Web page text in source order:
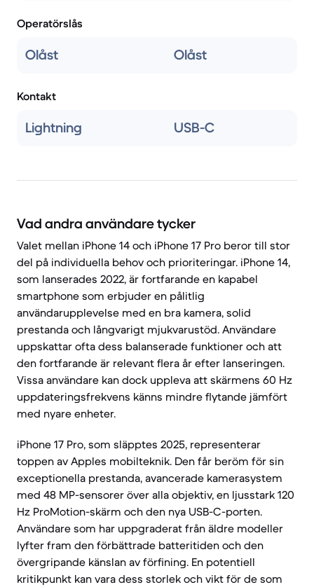
Operatörslås
Olåst Olåst
Kontakt
Lightning USB-C
Vad andra användare tycker
Valet mellan iPhone 14 och iPhone 17 Pro beror till stor
del på individuella behov och prioriteringar. iPhone 14,
som lanserades 2022, är fortfarande en kapabel
smartphone som erbjuder en pålitlig
användarupplevelse med en bra kamera, solid
prestanda och långvarigt mjukvarustöd. Användare
uppskattar ofta dess balanserade funktioner och att
den fortfarande är relevant flera år efter lanseringen.
Vissa användare kan dock uppleva att skärmens 60 Hz
uppdateringsfrekvens känns mindre flytande jämfört
med nyare enheter.
iPhone 17 Pro, som släpptes 2025, representerar
toppen av Apples mobilteknik. Den får beröm för sin
exceptionella prestanda, avancerade kamerasystem
med 48 MP-sensorer över alla objektiv, en ljusstark 120
Hz ProMotion-skärm och den nya USB-C-porten.
Användare som har uppgraderat från äldre modeller
lyfter fram den förbättrade batteritiden och den
övergripande känslan av förfining. En potentiell
kritikpunkt kan vara dess storlek och vikt för de som